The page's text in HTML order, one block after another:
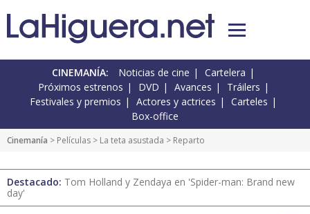
CINEMANÍA: Noticias de cine
Cartelera
Próximos estrenos
DVD Avances
Tráilers
Festivales y premios
Actores y actrices
Carteles
Box-office
Cinemanía > Películas > La teta asustada > Reparto
Destacado: Tom Holland y Zendaya en 'Spider-man: Brand new
day'